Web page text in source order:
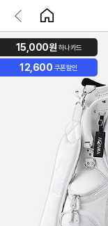
15,000원 하나카드
12,600 쿠폰할인